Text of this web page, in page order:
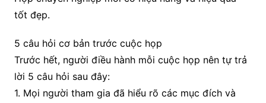
tốt đẹp.
5 câu hỏi cơ bản trước cuộc họp
Trước hết, người điều hành mỗi cuộc họp nên tự trả
lời 5 câu hỏi sau đây:
1. Mọi người tham gia đã hiểu rõ các mục đích và